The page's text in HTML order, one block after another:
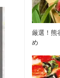
厳選！熊
め